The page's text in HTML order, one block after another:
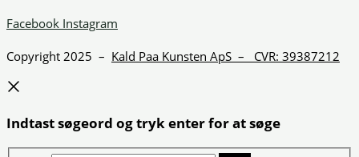
Facebook Instagram
Copyright 2025 – Kald Paa Kunsten ApS – CVR: 39387212
Indtast søgeord og tryk enter for at søge